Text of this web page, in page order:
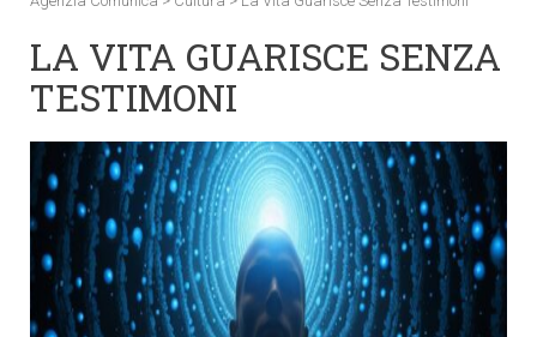
LA VITA GUARISCE SENZA
TESTIMONI